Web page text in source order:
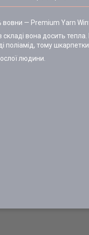
вовни — Premium Yarn
вона досить
поліамід, тому
людини.